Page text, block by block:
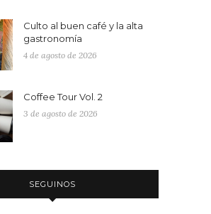
Culto al buen café y la alta
gastronomía
4 de agosto de 2026
Coffee Tour Vol. 2
3 de agosto de 2026
SEGUINOS